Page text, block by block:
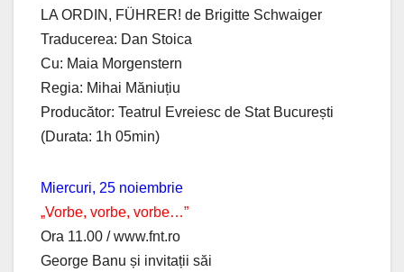
LA ORDIN, FÜHRER! de Brigitte Schwaiger
Traducerea: Dan Stoica
Cu: Maia Morgenstern
Regia: Mihai Măniuțiu
Producător: Teatrul Evreiesc de Stat București
(Durata: 1h 05min)
Miercuri, 25 noiembrie
„Vorbe, vorbe, vorbe…”
Ora 11.00 / www.fnt.ro
George Banu și invitații săi